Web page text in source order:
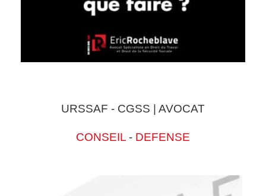
URSSAF - CGSS | AVOCAT
CONSEIL - DEFENSE